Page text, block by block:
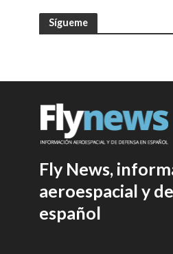
Sígueme
Fly News,
aeroespacial y
español